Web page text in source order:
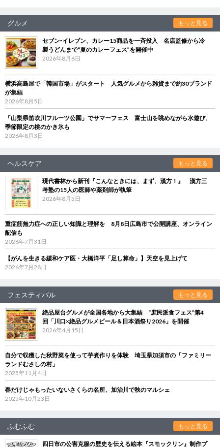
グルメ もっと見る
セブン‐イレブン、カレー15商品を一斉投入 名店監修から冷
製うどんまで“夏のカレーフェス”を開催中
2026年8月6日
横浜高島屋で「韓国市場」がスタート 人気グルメから雑貨まで約30ブランド
が集結
2026年8月5日
「山梨県笛吹川フルーツ公園」でサマーフェス 富士山を眺めながら水遊び、
季節限定の桃のかき氷も
2026年8月3日
ヘルスケア もっと見る
現代書林から新刊『こんなときには、まず、漢方！』 漢方三
考塾の15人の医師や薬剤師が執筆
2026年8月5日
重症筋無力症への正しい知識と理解を 8月8日広島市で公開講座、オンライン
配信も
2026年7月31日
【がんを生きる緩和ケア医・大橋洋平「足し算命」】天空を見上げて
2026年7月28日
フェスティバル もっと見る
絶品屋台グルメが全国各地から大集結 “庶民派食フェス”第4
回「川口×絶品グルメビール＆日本酒祭り2026」を開催
2026年4月15日
自分で収穫した秋野菜を使って芋煮作りを体験 埼玉県加須市の「ファミリー
ランドむさしの村」
2025年11月4日
春だけじゃもったいないさくらの名所、加治川で秋のマルシェ
2025年10月23日
ふむふむ もっと見る
四日市の公害克服の歴史を伝える絵本『スモックリン』制作プ